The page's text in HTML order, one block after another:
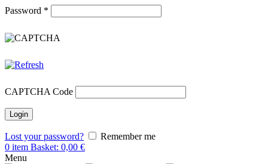
Password *
CAPTCHA Code
Lost your password?
Remember me
0 item Basket: 0,00 €
Menu